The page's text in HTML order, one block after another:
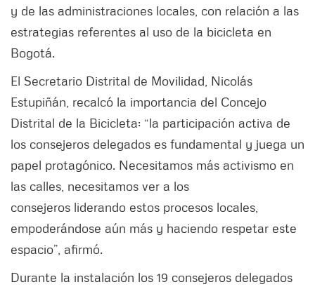
y de las administraciones locales, con relación a las
estrategias referentes al uso de la bicicleta en
Bogotá.
El Secretario Distrital de Movilidad, Nicolás
Estupiñán, recalcó la importancia del Concejo
Distrital de la Bicicleta: “la participación activa de
los consejeros delegados es fundamental y juega un
papel protagónico. Necesitamos más activismo en
las calles, necesitamos ver a los
consejeros liderando estos procesos locales,
empoderándose aún más y haciendo respetar este
espacio”, afirmó.
Durante la instalación los 19 consejeros delegados